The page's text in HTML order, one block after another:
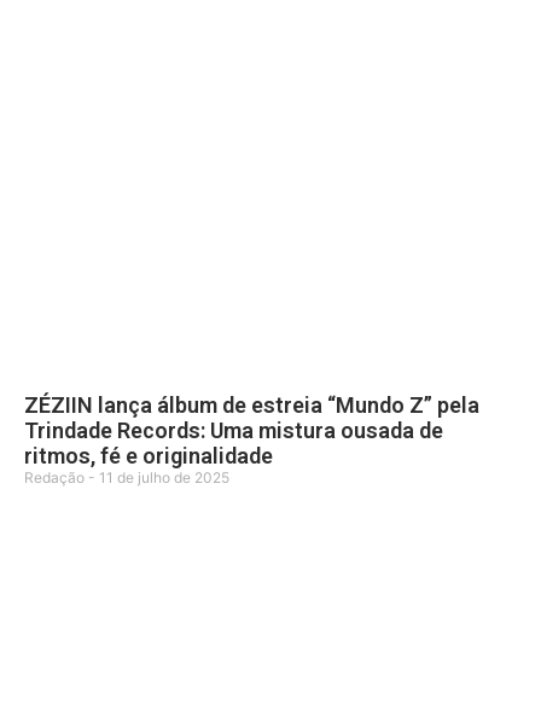
ZÉZIIN lança álbum de estreia “Mundo Z” pela
Trindade Records: Uma mistura ousada de
ritmos, fé e originalidade
Redação 11 de julho de 2025